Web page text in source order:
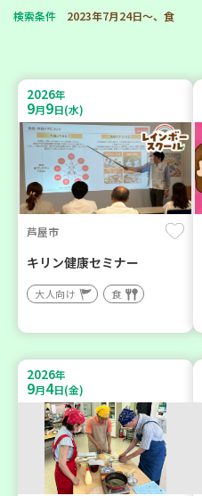
検索条件 2023年7月24日～、食
2026年
9月9日(水)
芦屋市
キリン健康セミナー
大人向け 食
2026年
9月4日(金)